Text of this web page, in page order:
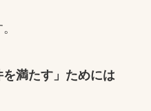
満たす」ためには